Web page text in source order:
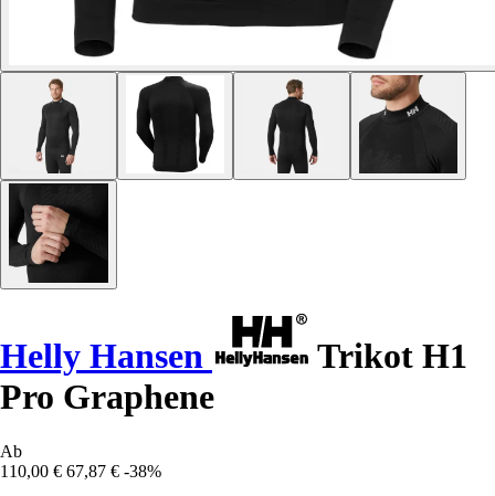
Helly Hansen
Trikot H1
Pro Graphene
Ab
110,00 € 67,87 € -38%